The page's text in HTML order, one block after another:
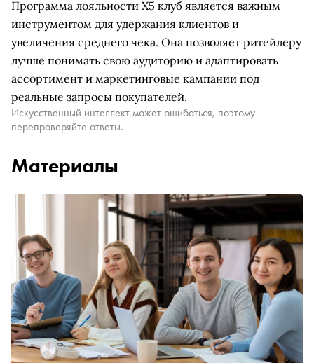
Программа лояльности X5 клуб является важным
инструментом для удержания клиентов и
увеличения среднего чека. Она позволяет ритейлеру
лучше понимать свою аудиторию и адаптировать
ассортимент и маркетинговые кампании под
реальные запросы покупателей.
Искусственный интеллект может ошибаться, поэтому
перепроверяйте ответы.
Материалы